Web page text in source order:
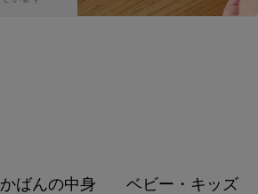
かばんの中身 ベビー・キッズ